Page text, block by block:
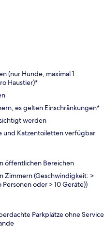
(nur Hunde, maximal 1
Haustier)*
es gelten Einschränkungen*
werden
und Katzentoiletten verfügbar
öffentlichen Bereichen
Zimmern (Geschwindigkeit: >
oder > 10 Geräte))
Parkplätze ohne Service